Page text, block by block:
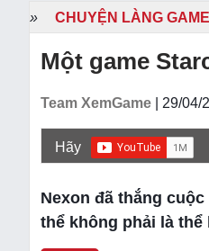
» CHUYỆN LÀNG GAME
Một game
Team XemGame | 29/04/
Hãy
Nexon đã thắng
thể không phải là thể